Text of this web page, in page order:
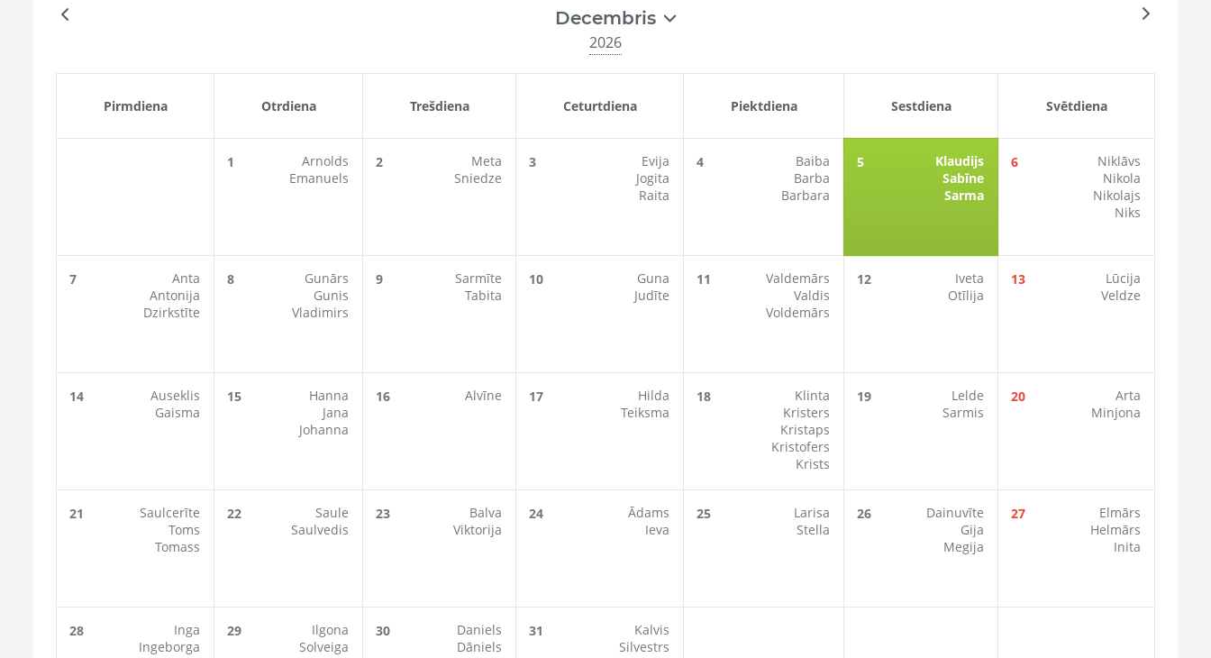
Decembris
2026
Pirmdiena Otrdiena Trešdiena Ceturtdiena Piektdiena Sestdiena Svētdiena
1
Arnolds
Emanuels
2
Meta
Sniedze
3
Evija
Jogita
Raita
4
Baiba
Barba
Barbara
5
Klaudijs
Sabīne
Sarma
6
Niklāvs
Nikola
Nikolajs
Niks
7
Anta
Antonija
Dzirkstīte
8
Gunārs
Gunis
Vladimirs
9
Sarmīte
Tabita
10
Guna
Judīte
11
Valdemārs
Valdis
Voldemārs
12
Iveta
Otīlija
13
Lūcija
Veldze
14
Auseklis
Gaisma
15
Hanna
Jana
Johanna
16 Alvīne 17
Hilda
Teiksma
18
Klinta
Kristers
Kristaps
Kristofers
Krists
19
Lelde
Sarmis
20
Arta
Minjona
21
Saulcerīte
Toms
Tomass
22
Saule
Saulvedis
23
Balva
Viktorija
24
Ādams
Ieva
25
Larisa
Stella
26
Dainuvīte
Gija
Megija
27
Elmārs
Helmārs
Inita
28
Inga
Ingeborga
29
Ilgona
Solveiga
30
Daniels
Dāniels
31
Kalvis
Silvestrs